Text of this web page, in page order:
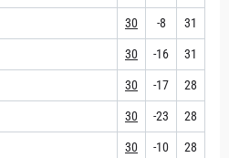
30 -8 31
30 -16 31
30 -17 28
30 -23 28
30 -10 28